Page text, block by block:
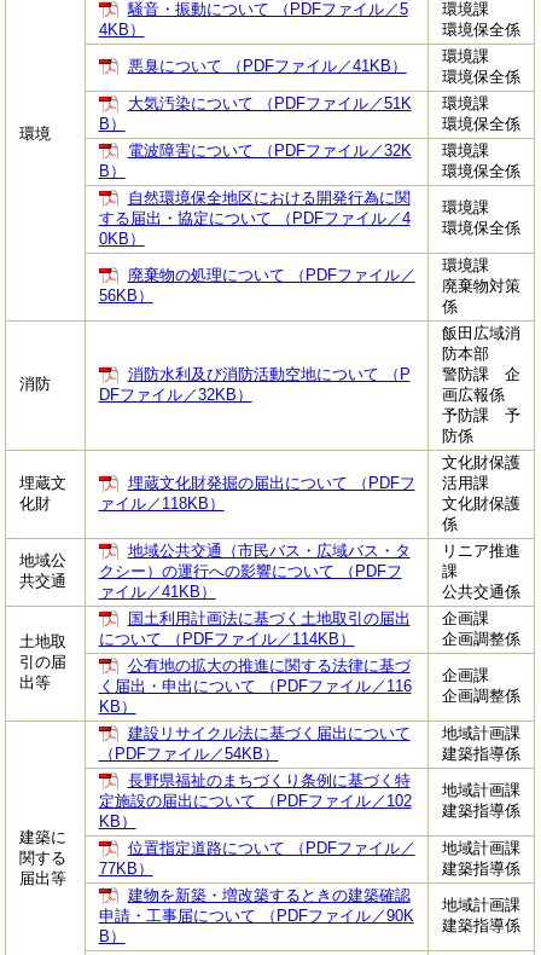
環境
騒音・振動について （PDFファイル／5
4KB）
環境課
環境保全係
悪臭について （PDFファイル／41KB）
環境課
環境保全係
大気汚染について （PDFファイル／51K
B）
環境課
環境保全係
電波障害について （PDFファイル／32K
B）
環境課
環境保全係
自然環境保全地区における開発行為に関
する届出・協定について （PDFファイル／4
0KB）
環境課
環境保全係
廃棄物の処理について （PDFファイル／
56KB）
環境課
廃棄物対策
係
消防
消防水利及び消防活動空地について （P
DFファイル／32KB）
飯田広域消
防本部
警防課 企
画広報係
予防課 予
防係
埋蔵文
化財
埋蔵文化財発掘の届出について （PDFフ
ァイル／118KB）
文化財保護
活用課
文化財保護
係
地域公
共交通
地域公共交通（市民バス・広域バス・タ
クシー）の運行への影響について （PDFフ
ァイル／41KB）
リニア推進
課
公共交通係
土地取
引の届
出等
国土利用計画法に基づく土地取引の届出
について （PDFファイル／114KB）
企画課
企画調整係
公有地の拡大の推進に関する法律に基づ
く届出・申出について （PDFファイル／116
KB）
企画課
企画調整係
建築に
関する
届出等
建設リサイクル法に基づく届出について
（PDFファイル／54KB）
地域計画課
建築指導係
長野県福祉のまちづくり条例に基づく特
定施設の届出について （PDFファイル／102
KB）
地域計画課
建築指導係
位置指定道路について （PDFファイル／
77KB）
地域計画課
建築指導係
建物を新築・増改築するときの建築確認
申請・工事届について （PDFファイル／90K
B）
地域計画課
建築指導係